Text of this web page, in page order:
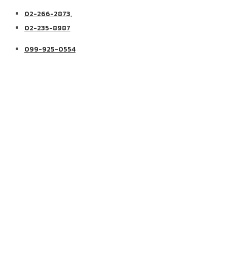
02-266-2873,
02-235-8987
099-925-0554